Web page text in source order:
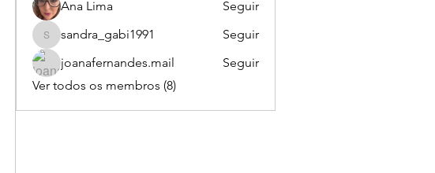
Ana Lima
Seguir
sandra_gabi1991
sandra_gabi1991
Seguir
joanafernandes.mail
Seguir
Ver todos os membros (8)